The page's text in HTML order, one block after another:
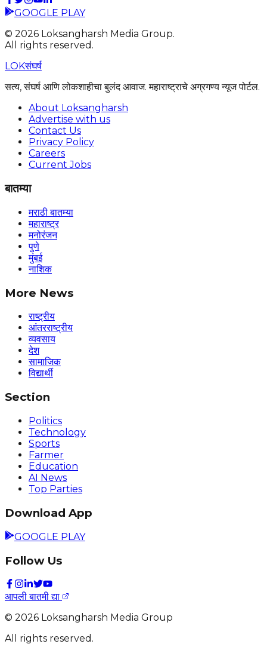
GOOGLE PLAY
© 2026 Loksangharsh Media Group.
All rights reserved.
LOKसंघर्ष
सत्य, संघर्ष आणि लोकशाहीचा बुलंद आवाज. महाराष्ट्राचे अग्रगण्य न्यूज पोर्टल.
About Loksangharsh
Advertise with us
Contact Us
Privacy Policy
Careers
Current Jobs
बातम्या
मराठी बातम्या
महाराष्ट्र
मनोरंजन
पुणे
मुंबई
नाशिक
More News
राष्ट्रीय
आंतरराष्ट्रीय
व्यवसाय
देश
सामाजिक
विद्यार्थी
Section
Politics
Technology
Sports
Farmer
Education
AI News
Top Parties
Download App
GOOGLE PLAY
Follow Us
आपली बातमी द्या
© 2026 Loksangharsh Media Group
All rights reserved.